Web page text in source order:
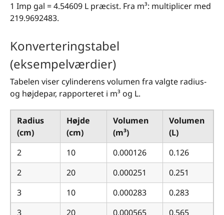
1 Imp gal = 4.54609 L præcist. Fra m³: multiplicer med
219.9692483.
Konverteringstabel
(eksempelværdier)
Tabelen viser cylinderens volumen fra valgte radius-
og højdepar, rapporteret i m³ og L.
Radius
(cm)
Højde
(cm)
Volumen
(m³)
Volumen
(L)
2
10 0.000126
0.126
2
20 0.000251
0.251
3
10 0.000283
0.283
3
20 0.000565 0.565